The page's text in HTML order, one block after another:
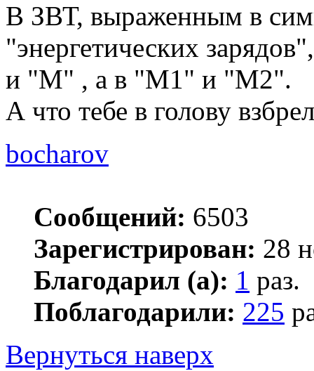
В ЗВТ, выраженным в
"энергетических
и "M" , а в "M1" и "M2".
А что тебе в голову
bocharov
Сообщений: 6503
Зарегистрирован: 28
Благодарил (а): 1 раз.
Поблагодарили: 225
Вернуться наверх